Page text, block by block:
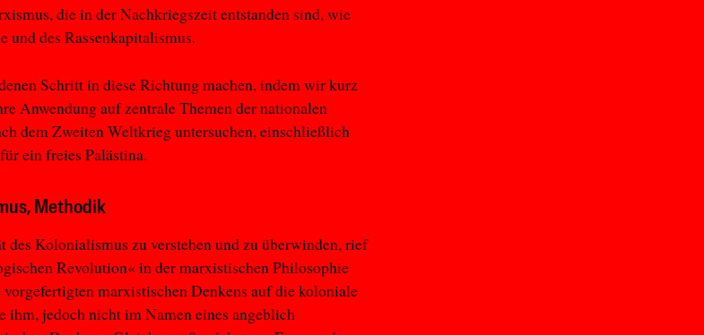
die in der Nachkriegszeit entstanden sind, wie
und des Rassenkapitalismus.
Schritt in diese Richtung machen, indem wir kurz
Anwendung auf zentrale Themen der nationalen
dem Zweiten Weltkrieg untersuchen, einschließlich
ein freies Palästina.
Methodik
des Kolonialismus zu verstehen und zu überwinden, rief
Revolution« in der marxistischen Philosophie
marxistischen Denkens auf die koloniale
ihm, jedoch nicht im Namen eines angeblich